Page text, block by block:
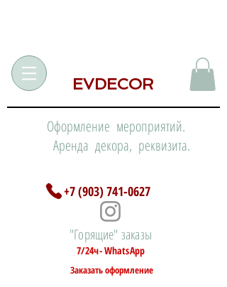
EVDECOR
Оформление мероприятий.
Аренда декора, реквизита.
+7 (903) 741-0627
"Горящие" заказы
7/24ч- WhatsApp
Заказать оформление